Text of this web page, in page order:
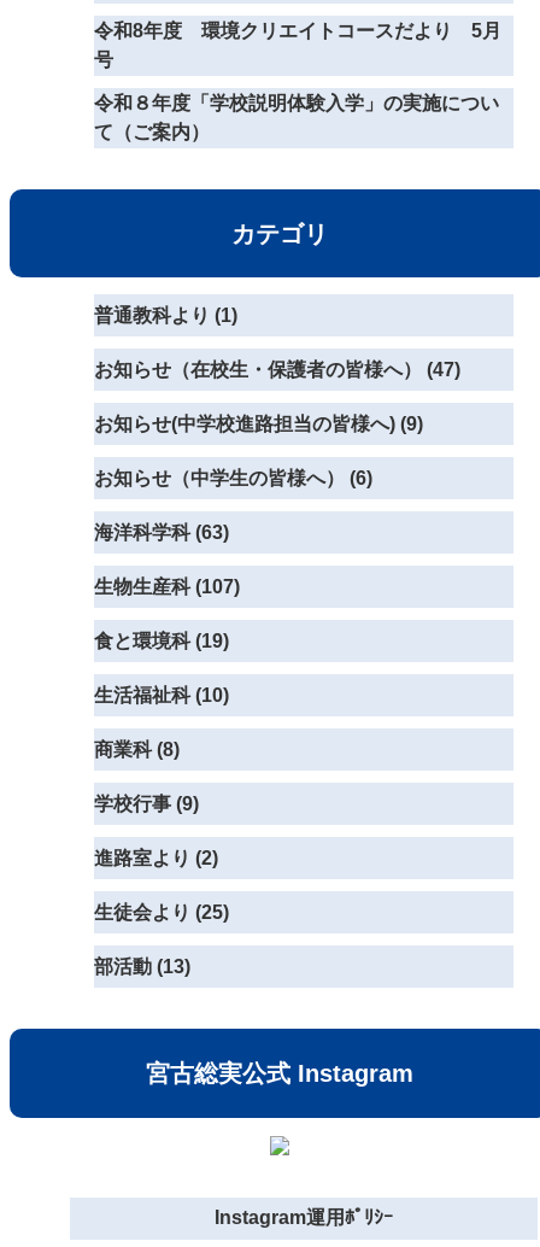
令和8年度 環境クリエイトコースだより 5月
号
令和８年度「学校説明体験入学」の実施につい
て（ご案内）
カテゴリ
普通教科より (1)
お知らせ（在校生・保護者の皆様へ） (47)
お知らせ(中学校進路担当の皆様へ) (9)
お知らせ（中学生の皆様へ） (6)
海洋科学科 (63)
生物生産科 (107)
食と環境科 (19)
生活福祉科 (10)
商業科 (8)
学校行事 (9)
進路室より (2)
生徒会より (25)
部活動 (13)
宮古総実公式 Instagram
Instagram運用ﾎﾟﾘｼｰ